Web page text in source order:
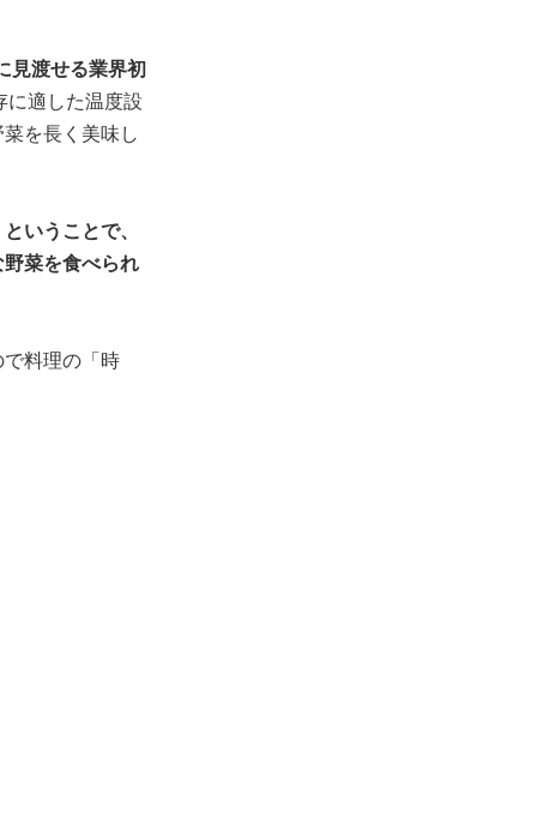
見渡せる業界初
に適した温度設
を長く美味し
いうことで、
菜を食べられ
料理の「時